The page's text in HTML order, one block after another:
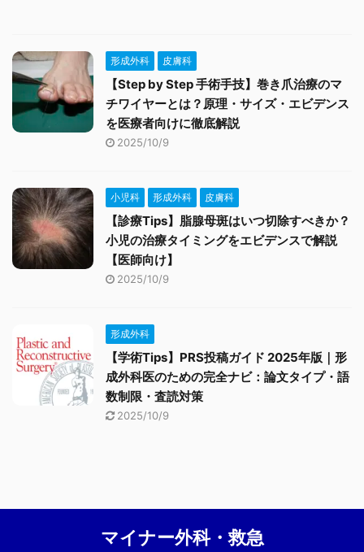
形成外科 皮膚科
【Step by Step 手術手技】巻き爪治療のマ
チワイヤーとは？原理・サイズ・エビデンス
を医療者向けに徹底解説
2025/10/9
小児科 形成外科 皮膚科
【診療Tips】脂腺母斑はいつ切除すべきか？
小児の治療タイミングをエビデンスで解説
【医師向け】
2025/10/9
形成外科
【学術Tips】PRS投稿ガイド 2025年版｜形
成外科医のための完全ナビ：論文タイプ・語
数制限・査読対策
2025/10/9
マイナー外科・救急